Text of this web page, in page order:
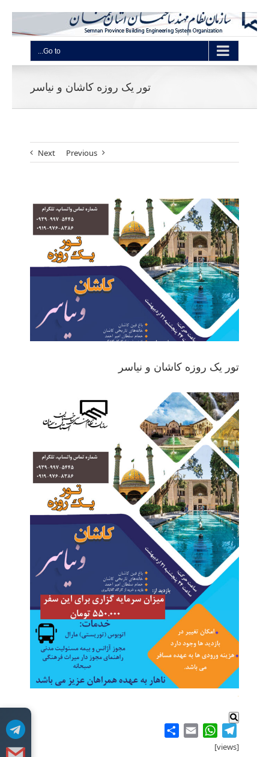
Go to...
تور یک روزه کاشان و نیاسر
Previous
Next
View
Larger
Image
تور یک روزه کاشان و نیاسر
.
Telegram
WhatsApp
Email
[views]